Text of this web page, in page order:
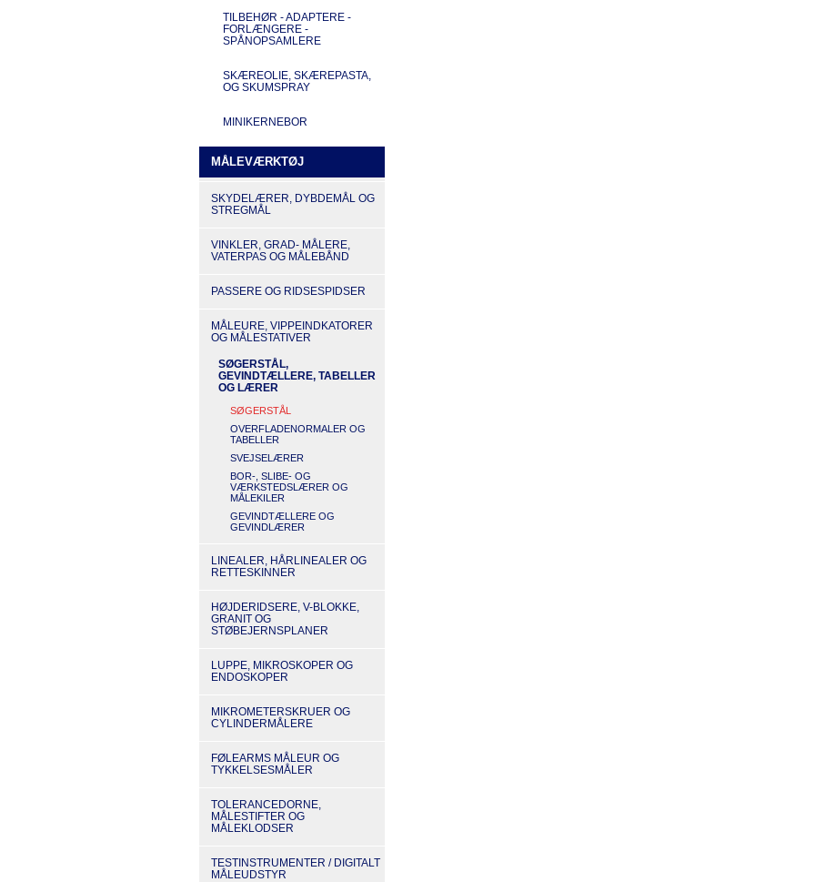
TILBEHØR - ADAPTERE -
FORLÆNGERE -
SPÅNOPSAMLERE
SKÆREOLIE, SKÆREPASTA,
OG SKUMSPRAY
MINIKERNEBOR
MÅLEVÆRKTØJ
SKYDELÆRER, DYBDEMÅL OG
STREGMÅL
VINKLER, GRAD- MÅLERE,
VATERPAS OG MÅLEBÅND
PASSERE OG RIDSESPIDSER
MÅLEURE, VIPPEINDKATORER
OG MÅLESTATIVER
SØGERSTÅL,
GEVINDTÆLLERE, TABELLER
OG LÆRER
SØGERSTÅL
OVERFLADENORMALER OG
TABELLER
SVEJSELÆRER
BOR-, SLIBE- OG
VÆRKSTEDSLÆRER OG
MÅLEKILER
GEVINDTÆLLERE OG
GEVINDLÆRER
LINEALER, HÅRLINEALER OG
RETTESKINNER
HØJDERIDSERE, V-BLOKKE,
GRANIT OG
STØBEJERNSPLANER
LUPPE, MIKROSKOPER OG
ENDOSKOPER
MIKROMETERSKRUER OG
CYLINDERMÅLERE
FØLEARMS MÅLEUR OG
TYKKELSESMÅLER
TOLERANCEDORNE,
MÅLESTIFTER OG
MÅLEKLODSER
TESTINSTRUMENTER / DIGITALT
MÅLEUDSTYR